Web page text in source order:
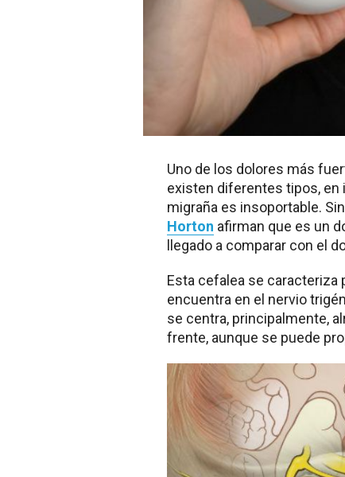
Uno de los dolores más
existen diferentes tipos, en
migraña es insoportable.
Horton afirman que es un
llegado a comparar con el
Esta cefalea se caracteriza
encuentra en el nervio
se centra, principalmente,
frente, aunque se puede